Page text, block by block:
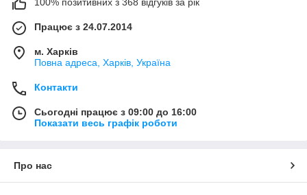
Працює з 24.07.2014
м. Харків
Повна адреса, Харків, Україна
Контакти
Сьогодні працює з 09:00 до 16:00
Показати весь графік роботи
Про нас